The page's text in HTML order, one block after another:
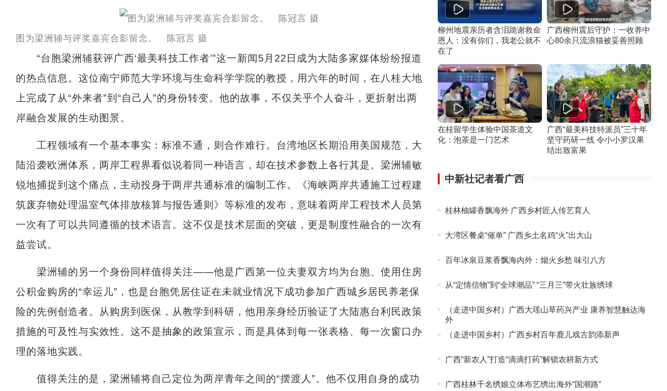
图为梁洲辅与评奖嘉宾合影留念。 陈冠言 摄
“台胞梁洲辅获评广西‘最美科技工作者’”这一新闻5月22日成为大陆多家媒体纷纷报道
的热点信息。这位南宁师范大学环境与生命科学学院的教授，用六年的时间，在八桂大地
上完成了从“外来者”到“自己人”的身份转变。他的故事，不仅关乎个人奋斗，更折射出两
岸融合发展的生动图景。
工程领域有一个基本事实：标准不通，则合作难行。台湾地区长期沿用美国规范，大
陆沿袭欧洲体系，两岸工程界看似说着同一种语言，却在技术参数上各行其是。梁洲辅敏
锐地捕捉到这个痛点，主动投身于两岸共通标准的编制工作。《海峡两岸共通施工过程建
筑废弃物处理温室气体排放核算与报告通则》等标准的发布，意味着两岸工程技术人员第
一次有了可以共同遵循的技术语言。这不仅是技术层面的突破，更是制度性融合的一次有
益尝试。
梁洲辅的另一个身份同样值得关注——他是广西第一位夫妻双方均为台胞、使用住房
公积金购房的“幸运儿”，也是台胞凭居住证在未就业情况下成功参加广西城乡居民养老保
险的先例创造者。从购房到医保，从教学到科研，他用亲身经历验证了大陆惠台利民政策
措施的可及性与实效性。这不是抽象的政策宣示，而是具体到每一张表格、每一次窗口办
理的落地实践。
值得关注的是，梁洲辅将自己定位为两岸青年之间的“摆渡人”。他不仅用自身的成功
柳州地震亲历者含泪跪谢救命
恩人：没有你们，我老公就不
在了
广西柳州震后守护：一收养中
心80余只流浪猫被妥善照顾
在桂留学生体验中国茶道文
化：泡茶是一门艺术
广西“最美科技特派员”三十年
坚守药研一线 令小小罗汉果
结出致富果
中新社记者看广西
桂林柚罐香飘海外 广西乡村匠人传艺育人
大湾区餐桌“催单” 广西乡土名鸡“火”出大山
百年冰泉豆浆香飘海内外：烟火乡愁 味引八方
从“定情信物”到“全球潮品” “三月三”带火壮族绣球
（走进中国乡村）广西大瑶山草药兴产业 康养智慧触达海
外
（走进中国乡村）广西乡村百年鹿儿戏古韵添新声
广西“新农人”打造“滴滴打药”解锁农耕新方式
广西桂林千名绣娘立体布艺绣出海外“国潮路”